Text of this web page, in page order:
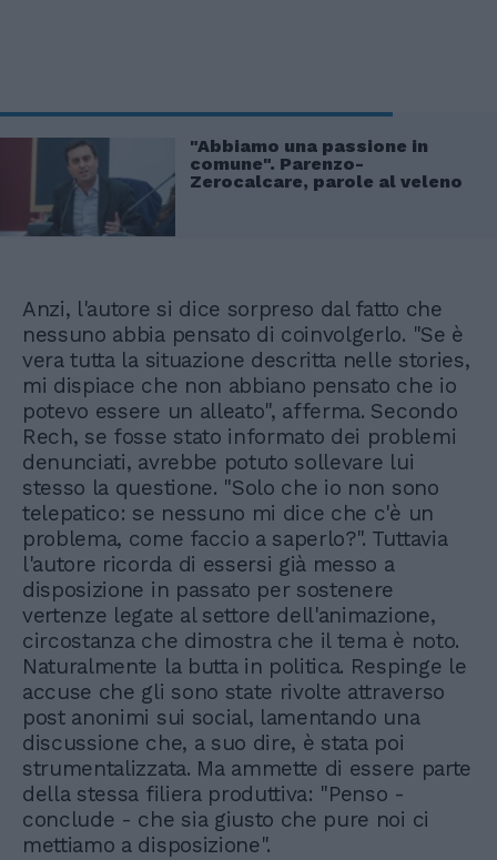
"Abbiamo una passione in
comune". Parenzo-
Zerocalcare, parole al veleno
Anzi, l'autore si dice sorpreso dal fatto che
nessuno abbia pensato di coinvolgerlo. "Se è
vera tutta la situazione descritta nelle stories,
mi dispiace che non abbiano pensato che io
potevo essere un alleato", afferma. Secondo
Rech, se fosse stato informato dei problemi
denunciati, avrebbe potuto sollevare lui
stesso la questione. "Solo che io non sono
telepatico: se nessuno mi dice che c'è un
problema, come faccio a saperlo?". Tuttavia
l'autore ricorda di essersi già messo a
disposizione in passato per sostenere
vertenze legate al settore dell'animazione,
circostanza che dimostra che il tema è noto.
Naturalmente la butta in politica. Respinge le
accuse che gli sono state rivolte attraverso
post anonimi sui social, lamentando una
discussione che, a suo dire, è stata poi
strumentalizzata. Ma ammette di essere parte
della stessa filiera produttiva: "Penso -
conclude - che sia giusto che pure noi ci
mettiamo a disposizione".